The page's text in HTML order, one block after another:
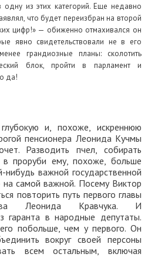
одну из этих категорий. Еще недавно
что будет переизбран на второй
цифр!» — обиженно отмахивался он
явно свидетельствовали не в его
грандиозные планы: сколотить
блок, пройти в парламент и
да!
и, похоже, искреннюю
пенсионера Леонида Кучмы
Разводить пчел, собирать
в проруби ему, похоже, больше
нибудь важной государственной
самой важной. Посему Виктор
повторить путь первого главы
Леонида Кравчука. И
гаранта в народные депутаты.
побольше, чем у первого. Он
вокруг своей персоны
всем остальным, включая